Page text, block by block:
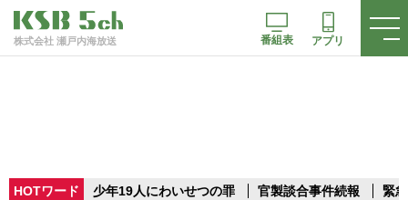
株式会社 瀬戸内海放送 番組表 アプリ
HOTワード 少年19人にわいせつの罪 官製談合事件続報 緊